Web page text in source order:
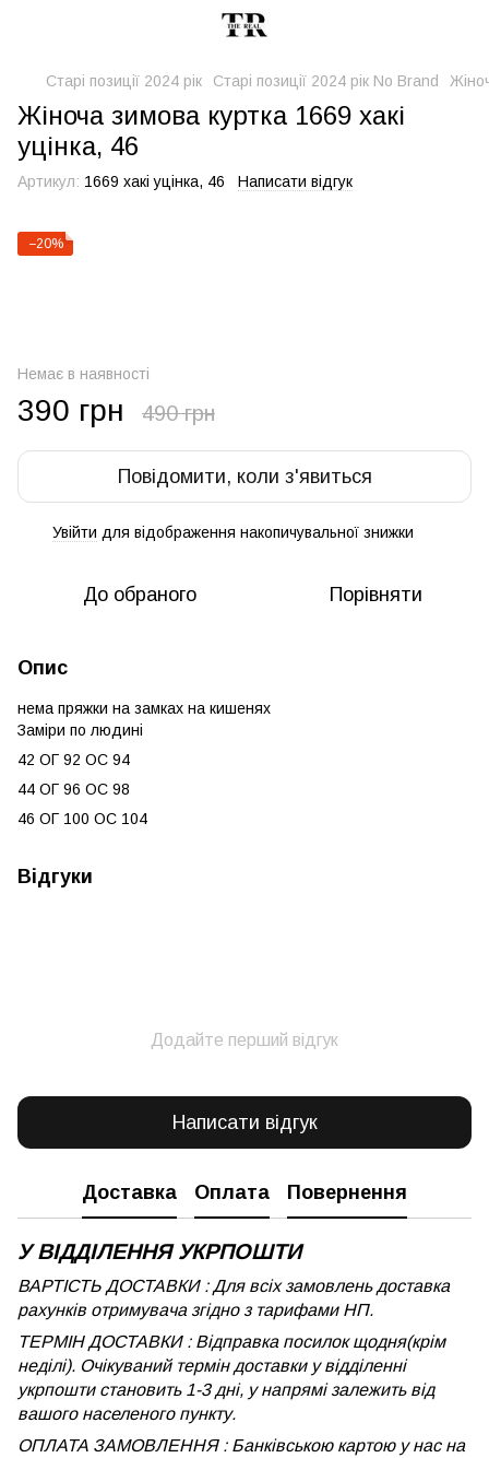
Старі позиції 2024 рік Старі позиції 2024 рік No Brand
Жіноча зимова куртка 1669 хакі
уцінка, 46
Артикул: 1669 хакі уцінка, 46 Написати відгук
−20%
Немає в наявності
390 грн 490 грн
Повідомити, коли з'явиться
Увійти для відображення накопичувальної знижки
До обраного Порівняти
Опис
нема пряжки на замках на кишенях
Заміри по людині
42 ОГ 92 ОС 94
44 ОГ 96 ОС 98
46 ОГ 100 ОС 104
Відгуки
Додайте перший відгук
Написати відгук
Доставка Оплата Повернення
У ВІДДІЛЕННЯ УКРПОШТИ
ВАРТІСТЬ ДОСТАВКИ : Для всіх замовлень доставка
рахунків отримувача згідно з тарифами НП.
ТЕРМІН ДОСТАВКИ : Відправка посилок щодня(крім
неділі). Очікуваний термін доставки у відділенні
укрпошти становить 1-3 дні, у напрямі залежить від
вашого населеного пункту.
ОПЛАТА ЗАМОВЛЕННЯ : Банківською картою у нас на